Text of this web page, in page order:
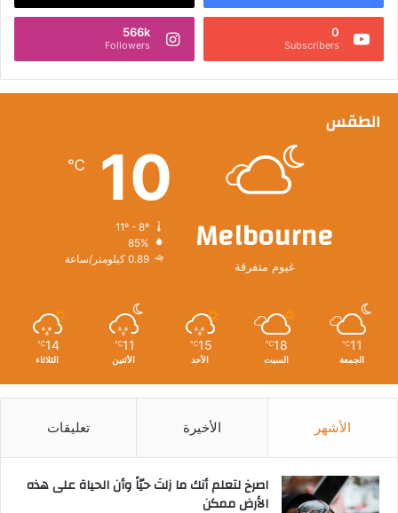
0
Subscribers
566k
Followers
الطقس
Melbourne
غيوم متفرقة
10
℃
85%
0.89 كيلومتر/ساعة
11
℃
الجمعة
18
℃
السبت
15
℃
الأحد
11
℃
الأثنين
14
℃
الثلاثاء
الأشهر الأخيرة تعليقات
‫اصرخ لتعلم أنك ما زلتَ حيّاً وأن الحياة على هذه
الأرض ممكن